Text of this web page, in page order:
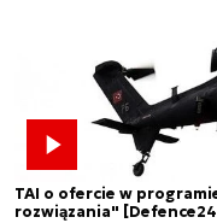
TAI o ofercie w
rozwiązania"